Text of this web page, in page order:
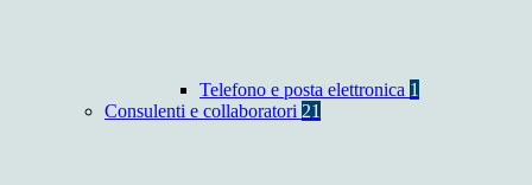
Telefono e posta elettronica 1
Consulenti e collaboratori 21